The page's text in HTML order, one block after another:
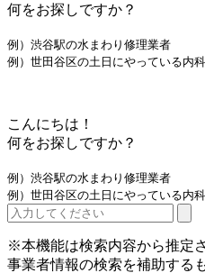
何をお探しですか？
例）渋谷駅の水まわり修理業者
例）世田谷区の土日にやっている内科
こんにちは！
何をお探しですか？
例）渋谷駅の水まわり修理業者
例）世田谷区の土日にやっている内科
※本機能は検索内容から推定
事業者情報の検索を補助する